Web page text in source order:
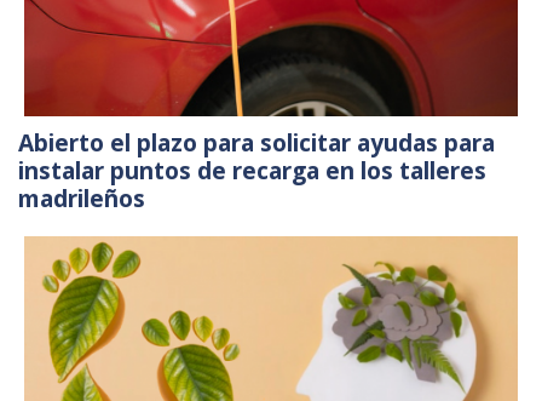
Abierto el plazo para solicitar ayudas para
instalar puntos de recarga en los talleres
madrileños